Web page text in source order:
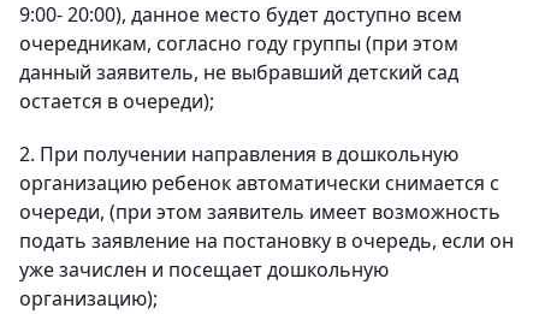
9:00- 20:00), данное место будет доступно всем
очередникам, согласно году группы (при этом
данный заявитель, не выбравший детский сад
остается в очереди);
2. При получении направления в дошкольную
организацию ребенок автоматически снимается с
очереди, (при этом заявитель имеет возможность
подать заявление на постановку в очередь, если он
уже зачислен и посещает дошкольную
организацию);